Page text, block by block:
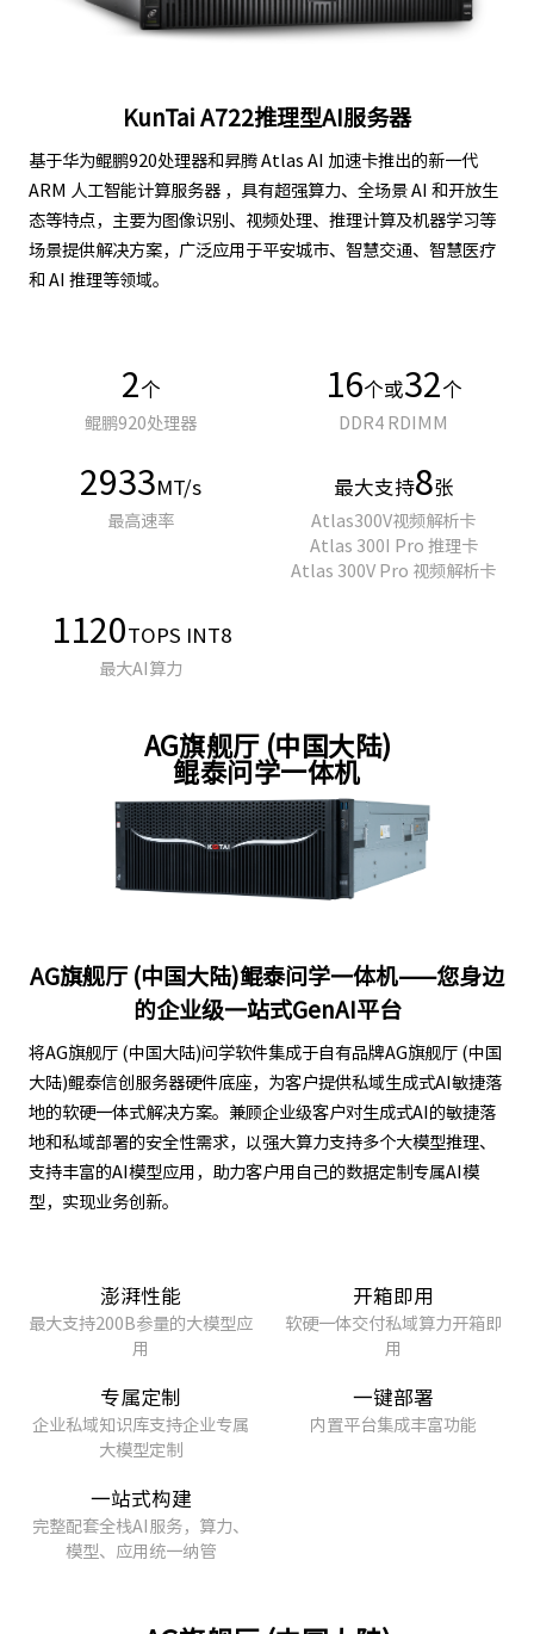
KunTai A722推理型AI服务器
基于华为鲲鹏920处理器和昇腾 Atlas AI 加速卡推出的新一代
ARM 人工智能计算服务器 ，具有超强算力、全场景 AI 和开放生
态等特点，主要为图像识别、视频处理、推理计算及机器学习等
场景提供解决方案，广泛应用于平安城市、智慧交通、智慧医疗
和 AI 推理等领域。
2 个
鲲鹏920处理器
16个或32 个
DDR4 RDIMM
2933MT/s
最高速率
最大支持8张
Atlas300V视频解析卡
Atlas 300I Pro 推理卡
Atlas 300V Pro 视频解析卡
1120TOPS INT8
最大AI算力
AG旗舰厅 (中国大陆)
鲲泰问学一体机
AG旗舰厅 (中国大陆)鲲泰问学一体机——您身边
的企业级一站式GenAI平台
将AG旗舰厅 (中国大陆)问学软件集成于自有品牌AG旗舰厅 (中国
大陆)鲲泰信创服务器硬件底座，为客户提供私域生成式AI敏捷落
地的软硬一体式解决方案。兼顾企业级客户对生成式AI的敏捷落
地和私域部署的安全性需求，以强大算力支持多个大模型推理、
支持丰富的AI模型应用，助力客户用自己的数据定制专属AI模
型，实现业务创新。
澎湃性能
最大支持200B参量的大模型应
用
开箱即用
软硬一体交付私域算力开箱即
用
专属定制
企业私域知识库支持企业专属
大模型定制
一键部署
内置平台集成丰富功能
一站式构建
完整配套全栈AI服务，算力、
模型、应用统一纳管